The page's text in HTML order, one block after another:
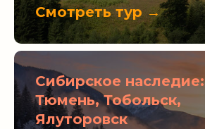
Смотреть тур →
Сибирское наследие:
Тюмень, Тобольск,
Ялуторовск